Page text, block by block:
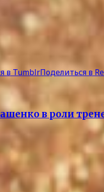
в TumblrПоделиться в
в роли